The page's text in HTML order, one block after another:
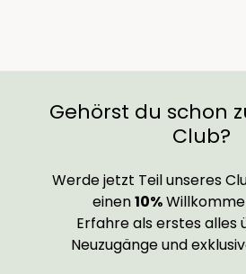
Gehörst du schon
Club?
Werde jetzt Teil unseres
einen10%
Erfahre als erstes alles
Neuzugänge und